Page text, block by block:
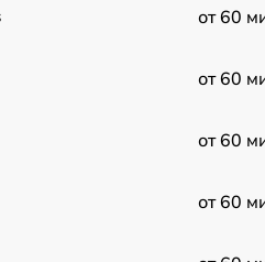
от 60
от 60
от 60
от 60